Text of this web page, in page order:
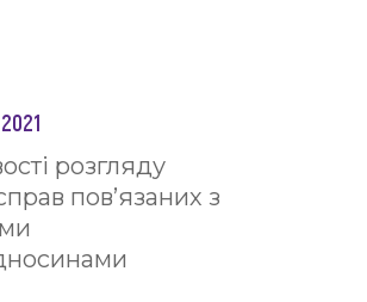
розгляду
пов’язаних з